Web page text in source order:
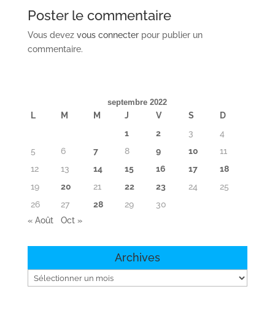
Poster le commentaire
Vous devez vous connecterpour publier un
commentaire.
septembre 2022
L M M J V S
D
1
2 3
4
5
6 7 8 9 10
11
12
13 14 15 16 17
18
19
20 21 22 23 24
25
26
27 28 29
30
« Août
Oct »
Archives
Archives